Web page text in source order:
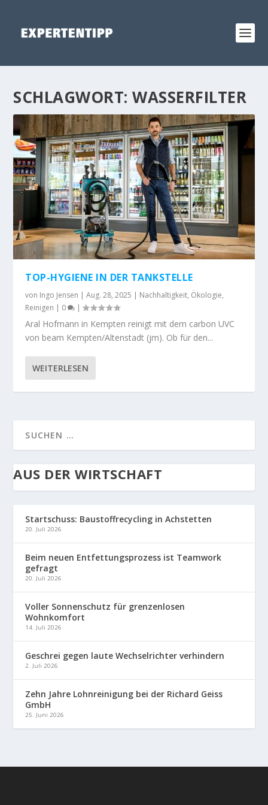
SCHLAGWORT:WASSERFILTER
TOP-HYGIENE IN DER TANKSTELLE
von Ingo Jensen |Aug. 28, 2025 | Nachhaltigkeit, Ökologie,
Reinigen | 0 |
Aral Hofmann in Kempten reinigt mit dem carbon UVC
von beam Kempten/Altenstadt (jm). Ob für den...
WEITERLESEN
AUS DER WIRTSCHAFT
Startschuss: Baustoffrecycling in Achstetten
20. Juli 2026
Beim neuen Entfettungsprozess ist Teamwork
gefragt
20. Juli 2026
Voller Sonnenschutz für grenzenlosen
Wohnkomfort
14. Juli 2026
Geschrei gegen laute Wechselrichter verhindern
2. Juli 2026
Zehn Jahre Lohnreinigung bei der Richard Geiss
GmbH
25. Juni 2026